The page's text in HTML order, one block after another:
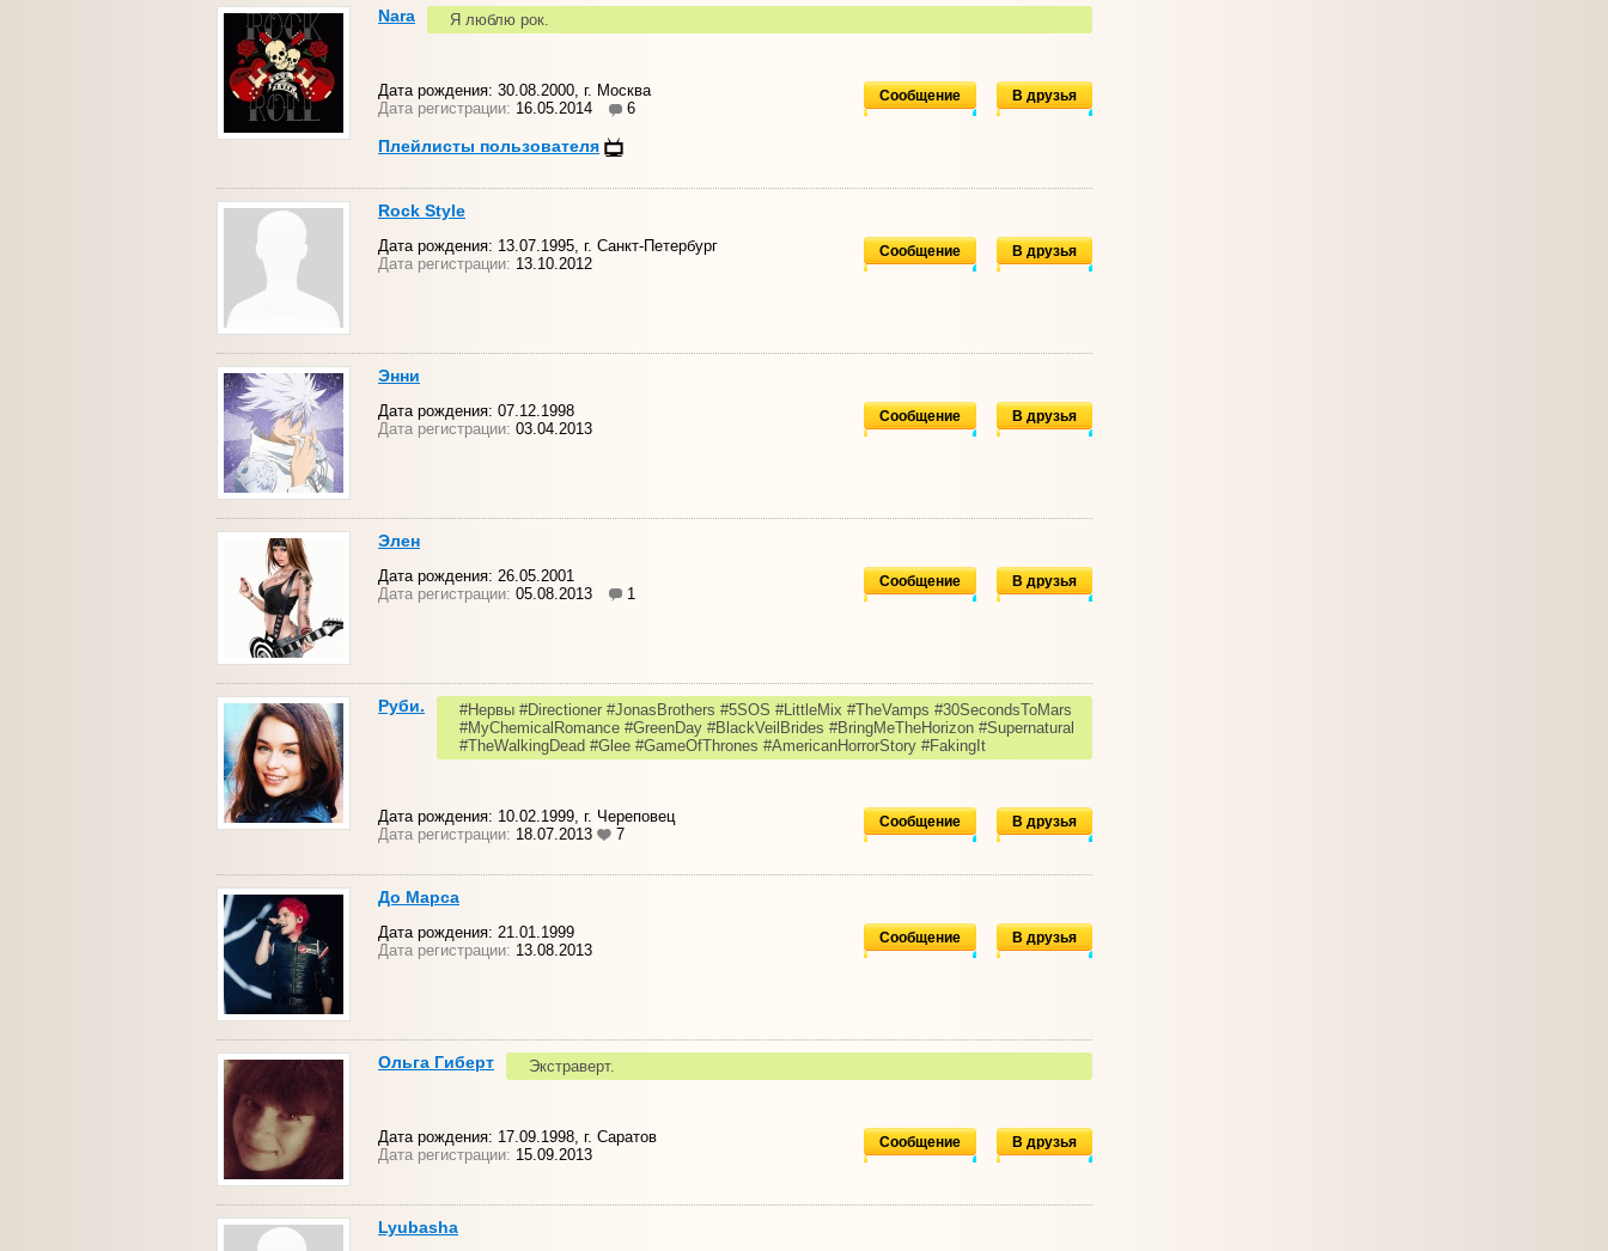
Nara Я люблю рок.
В друзья
Сообщение
Дата рождения: 30.08.2000, г. Москва
Дата регистрации: 16.05.2014 6
Плейлисты пользователя
Rock Style
В друзья
Сообщение
Дата рождения: 13.07.1995, г. Санкт-Петербург
Дата регистрации: 13.10.2012
Энни
В друзья
Сообщение
Дата рождения: 07.12.1998
Дата регистрации: 03.04.2013
Элен
В друзья
Сообщение
Дата рождения: 26.05.2001
Дата регистрации: 05.08.2013 1
Руби.
#Нервы #Directioner #JonasBrothers #5SOS #LittleMix #TheVamps #30SecondsToMars
#MyChemicalRomance #GreenDay #BlackVeilBrides #BringMeTheHorizon #Supernatural
#TheWalkingDead #Glee #GameOfThrones #AmericanHorrorStory #FakingIt
В друзья
Сообщение
Дата рождения: 10.02.1999, г. Череповец
Дата регистрации: 18.07.2013 7
До Марса
В друзья
Сообщение
Дата рождения: 21.01.1999
Дата регистрации: 13.08.2013
Ольга Гиберт Экстраверт.
В друзья
Сообщение
Дата рождения: 17.09.1998, г. Саратов
Дата регистрации: 15.09.2013
Lyubasha